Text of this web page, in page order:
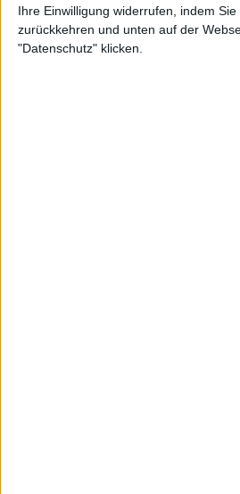
Ihre Einwilligung widerrufen, indem
zurückkehren und unten auf der
"Datenschutz" klicken.